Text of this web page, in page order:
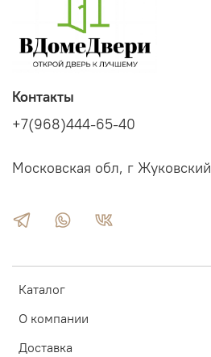
Каталог
О компании
Доставка
Контакты
+7(968)444-65-40
Московская обл, г Жуковский